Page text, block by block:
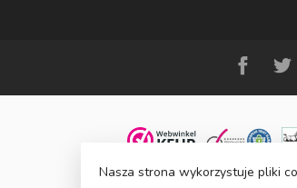
©
Nasza strona wykorzystuje pliki